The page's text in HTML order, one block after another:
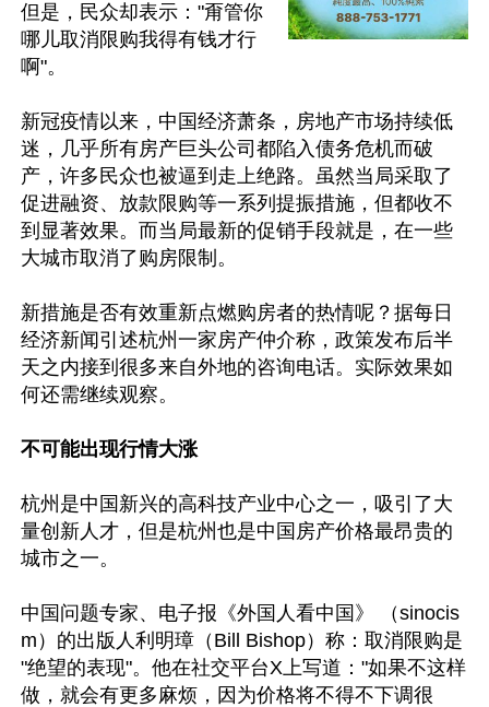
但是，民众却表示："甭管你
哪儿取消限购我得有钱才行
啊"。
新冠疫情以来，中国经济萧条，房地产市场持续低
迷，几乎所有房产巨头公司都陷入债务危机而破
产，许多民众也被逼到走上绝路。虽然当局采取了
促进融资、放款限购等一系列提振措施，但都收不
到显著效果。而当局最新的促销手段就是，在一些
大城市取消了购房限制。
新措施是否有效重新点燃购房者的热情呢？据每日
经济新闻引述杭州一家房产仲介称，政策发布后半
天之内接到很多来自外地的咨询电话。实际效果如
何还需继续观察。
不可能出现行情大涨
杭州是中国新兴的高科技产业中心之一，吸引了大
量创新人才，但是杭州也是中国房产价格最昂贵的
城市之一。
中国问题专家、电子报《外国人看中国》 （sinocis
m）的出版人利明璋（Bill Bishop）称：取消限购是
"绝望的表现"。他在社交平台X上写道："如果不这样
做，就会有更多麻烦，因为价格将不得不下调很